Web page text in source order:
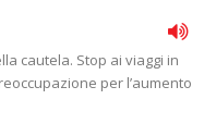
cautela. Stop ai viaggi in
per l’aumento